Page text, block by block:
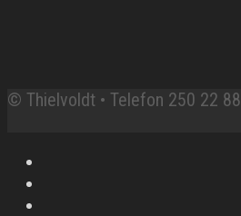
© Thielvoldt • Telefon 250 22 88